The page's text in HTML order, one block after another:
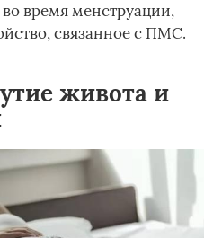
время менструации,
связанное с ПМС.
живота и